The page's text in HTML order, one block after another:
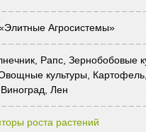
Агросистемы»
Рапс, Зернобобовые
культуры,
Лен
роста растений